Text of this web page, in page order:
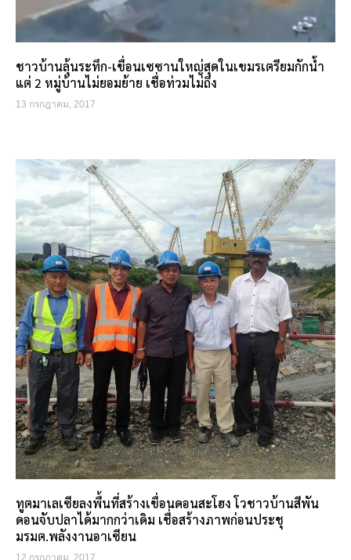
ชาวบ้านลุ้นระทึก-เขื่อนเซซานใหญ่สุดในเขมรเตรียมกักน้ำ
แต่ 2 หมู่บ้านไม่ยอมย้าย เชื่อท่วมไม่ถึง
13 กรกฎาคม, 2017
ทูตมาเลเซียลงพื้นที่สร้างเขื่อนดอนสะโฮง โวชาวบ้านสีพัน
ดอนจับปลาได้มากกว่าเดิม เชื่อสร้างภาพก่อนประชุ
มรมต.พลังงานอาเซียน
12 กรกฎาคม, 2017